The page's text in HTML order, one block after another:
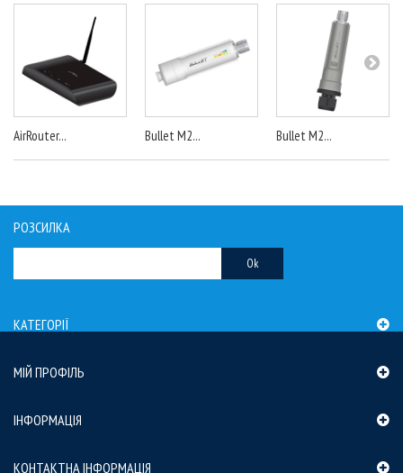
AirRouter... Bullet M2... Bullet M2...
РОЗСИЛКА
Ok
КАТЕГОРІЇ
МІЙ ПРОФІЛЬ
ІНФОРМАЦІЯ
КОНТАКТНА ІНФОРМАЦІЯ